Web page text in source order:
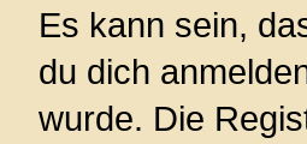
Es kann sein,
du dich
wurde. Die